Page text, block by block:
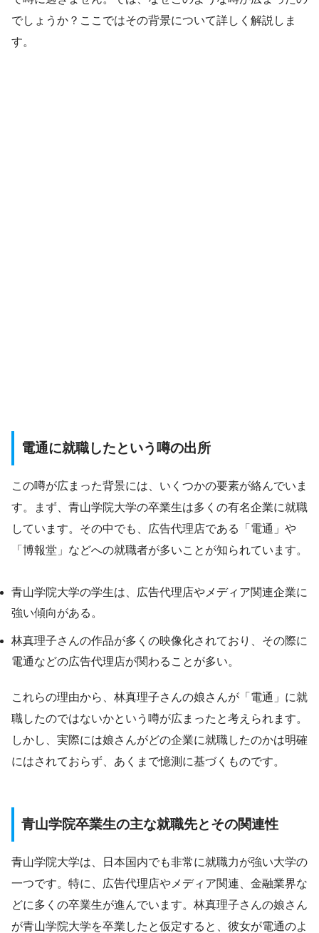
でしょうか？ここではその背景について詳しく解説しま
す。
電通に就職したという噂の出所
この噂が広まった背景には、いくつかの要素が絡んでいま
す。まず、青山学院大学の卒業生は多くの有名企業に就職
しています。その中でも、広告代理店である「電通」や
「博報堂」などへの就職者が多いことが知られています。
青山学院大学の学生は、広告代理店やメディア関連企業に
強い傾向がある。
林真理子さんの作品が多くの映像化されており、その際に
電通などの広告代理店が関わることが多い。
これらの理由から、林真理子さんの娘さんが「電通」に就
職したのではないかという噂が広まったと考えられます。
しかし、実際には娘さんがどの企業に就職したのかは明確
にはされておらず、あくまで憶測に基づくものです。
青山学院卒業生の主な就職先とその関連性
青山学院大学は、日本国内でも非常に就職力が強い大学の
一つです。特に、広告代理店やメディア関連、金融業界な
どに多くの卒業生が進んでいます。林真理子さんの娘さん
が青山学院大学を卒業したと仮定すると、彼女が電通のよ